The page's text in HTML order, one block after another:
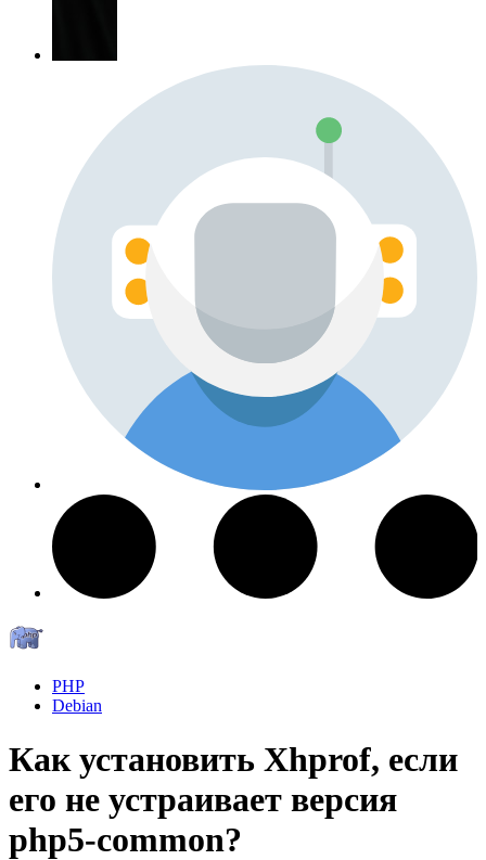
PHP
Debian
Как установить Xhprof, если
его не устраивает версия
php5-common?